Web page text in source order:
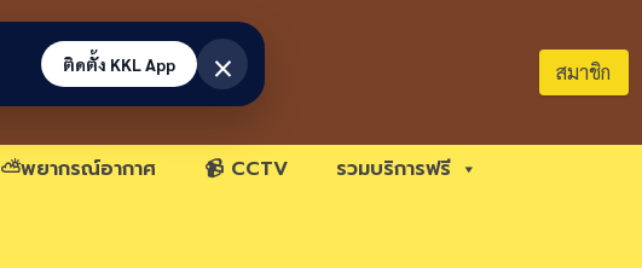
สมาชิก
⛅พยากรณ์อากาศ 📹 CCTV รวมบริการฟรี
ติดตั้ง KKL App ×